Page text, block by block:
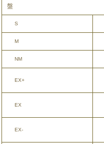
盤
S
M
NM
EX+
EX
EX-